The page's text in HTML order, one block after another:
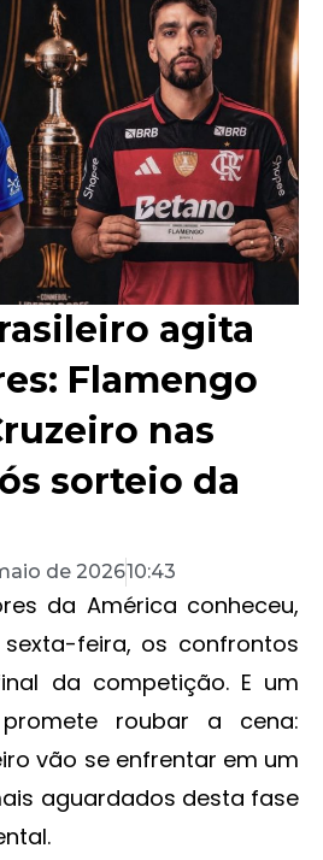
agita
Flamengo
nas
sorteio da
de 202610:43
da América conheceu,
feira, os confrontos
da competição. E um
roubar a cena:
vão se enfrentar em um
aguardados desta fase